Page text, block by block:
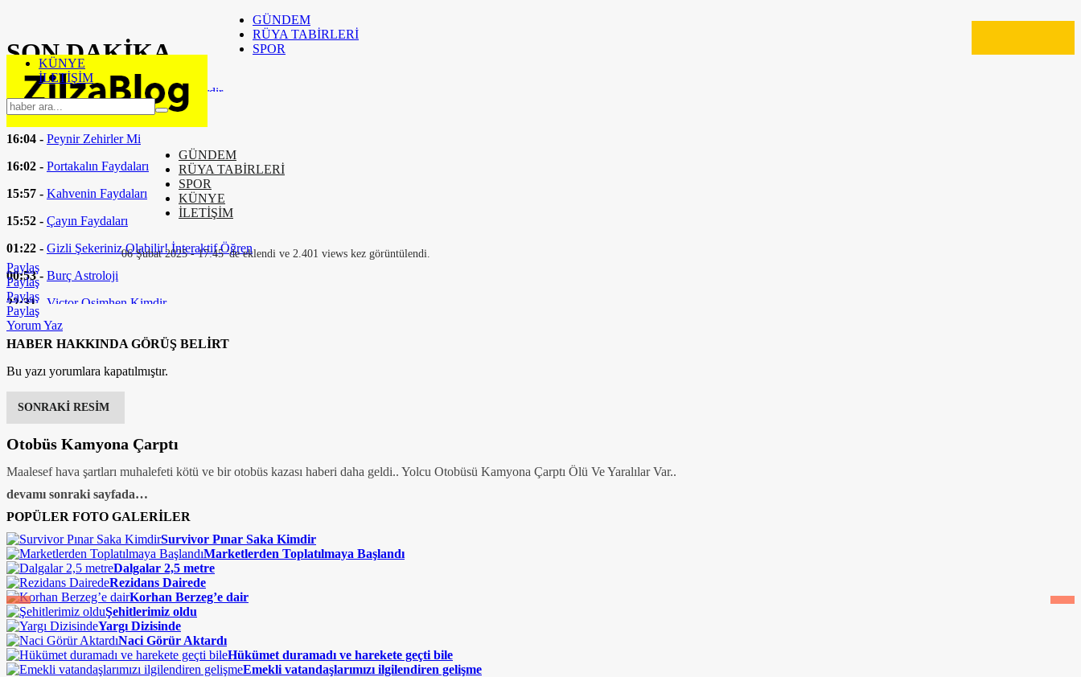
SON DAKİKA
16:37 -
Eşarp Bağlam Yöntemleri Nelerdir
16:24 -Fizik Tedavi Nedir
16:04 - Peynir Zehirler Mi
16:02 - Portakalın Faydaları
15:57 - Kahvenin Faydaları
15:52 - Çayın Faydaları
01:22 - Gizli Şekeriniz Olabilir! İnteraktif Öğren
00:53 - Burç Astroloji
22:31 - Victor Osimhen Kimdir
GÜNDEM
RÜYA TABİRLERİ
SPOR
KÜNYE
İLETİŞİM
GÜNDEM
RÜYA TABİRLERİ
SPOR
KÜNYE
İLETİŞİM
06 Şubat 2025 - 17:45 'de eklendi ve 2.401 views kez görüntülendi.
Paylaş
Paylaş
Paylaş
Paylaş
Yorum Yaz
HABER HAKKINDA GÖRÜŞ BELİRT
Bu yazı yorumlara kapatılmıştır.
SONRAKİ RESİM
Otobüs Kamyona Çarptı
Maalesef hava şartları muhalefeti kötü ve bir otobüs kazası haberi daha geldi.. Yolcu Otobüsü Kamyona Çarptı Ölü Ve Yaralılar Var..
devamı sonraki sayfada…
POPÜLER FOTO GALERİLER
Survivor Pınar Saka Kimdir
Marketlerden Toplatılmaya Başlandı
Dalgalar 2,5 metre
Rezidans Dairede
Korhan Berzeg’e dair
Şehitlerimiz oldu
Yargı Dizisinde
Naci Görür Aktardı
Hükümet duramadı ve harekete geçti bile
Emekli vatandaşlarımızı ilgilendiren gelişme